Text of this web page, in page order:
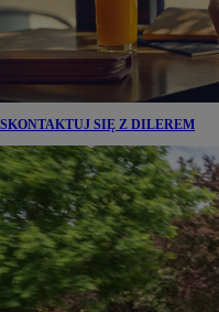
SKONTAKTUJ SIĘ Z DILEREM